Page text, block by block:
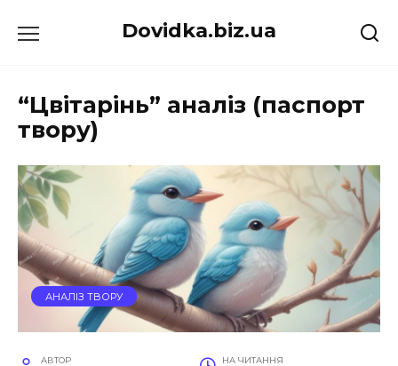
до
Dovidka.biz.ua
“Цвітарінь” аналіз (паспорт
твору)
АНАЛІЗ ТВОРУ
АВТОР НА ЧИТАННЯ